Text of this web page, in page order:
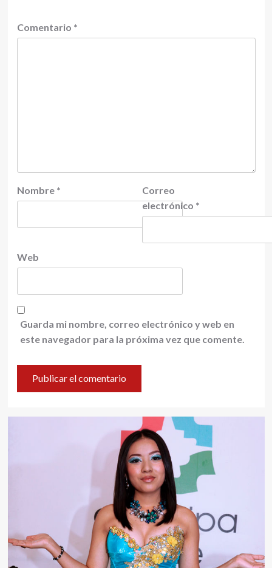
Comentario *
Nombre *
Correo
electrónico *
Web
Guarda mi nombre, correo electrónico y web en
este navegador para la próxima vez que comente.